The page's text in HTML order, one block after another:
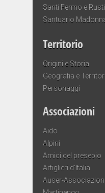
Santi Fermo e
Santuario
Territorio
Origini e Storia
Geografia e
Personaggi
Associazioni
Aido
Alpini
Amici del presepio
Artiglieri d’Italia
Auser-